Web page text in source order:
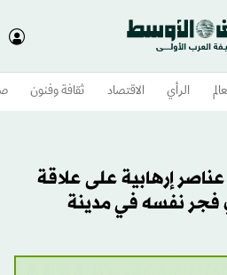
الرأي الاقتصاد ثقافة وفنون
تونس: القبض على ٥ عناصر إرهابية على علاقة
فجر نفسه في مدينة